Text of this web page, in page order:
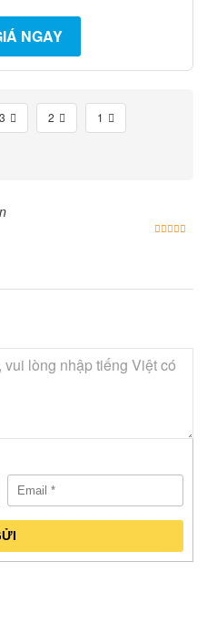
NGAY
3 2 1